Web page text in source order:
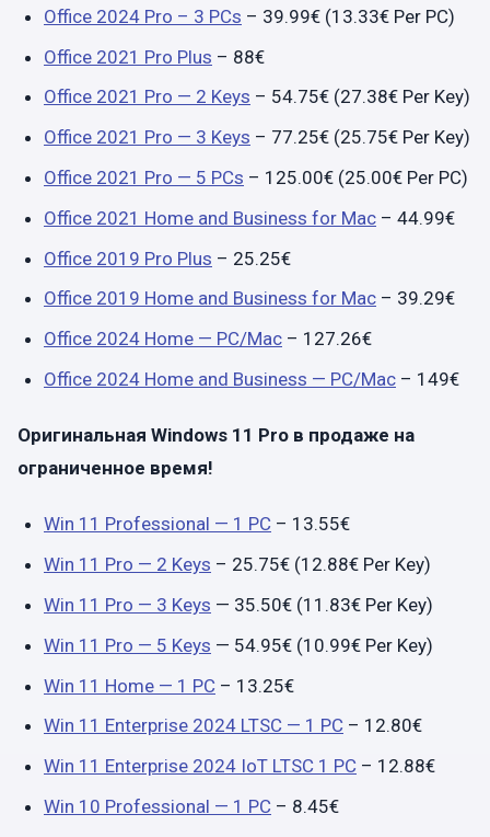
Office 2024 Pro – 3 PCs – 39.99€ (13.33€ Per PC)
Office 2021 Pro Plus – 88€
Office 2021 Pro — 2 Keys – 54.75€ (27.38€ Per Key)
Office 2021 Pro — 3 Keys – 77.25€ (25.75€ Per Key)
Office 2021 Pro — 5 PCs – 125.00€ (25.00€ Per PC)
Office 2021 Home and Business for Mac – 44.99€
Office 2019 Pro Plus – 25.25€
Office 2019 Home and Business for Mac – 39.29€
Office 2024 Home — PC/Mac – 127.26€
Office 2024 Home and Business — PC/Mac – 149€
Оригинальная Windows 11 Pro в продаже на
ограниченное время!
Win 11 Professional — 1 PC – 13.55€
Win 11 Pro — 2 Keys – 25.75€ (12.88€ Per Key)
Win 11 Pro — 3 Keys — 35.50€ (11.83€ Per Key)
Win 11 Pro — 5 Keys — 54.95€ (10.99€ Per Key)
Win 11 Home — 1 PC – 13.25€
Win 11 Enterprise 2024 LTSC — 1 PC – 12.80€
Win 11 Enterprise 2024 IoT LTSC 1 PC – 12.88€
Win 10 Professional — 1 PC – 8.45€